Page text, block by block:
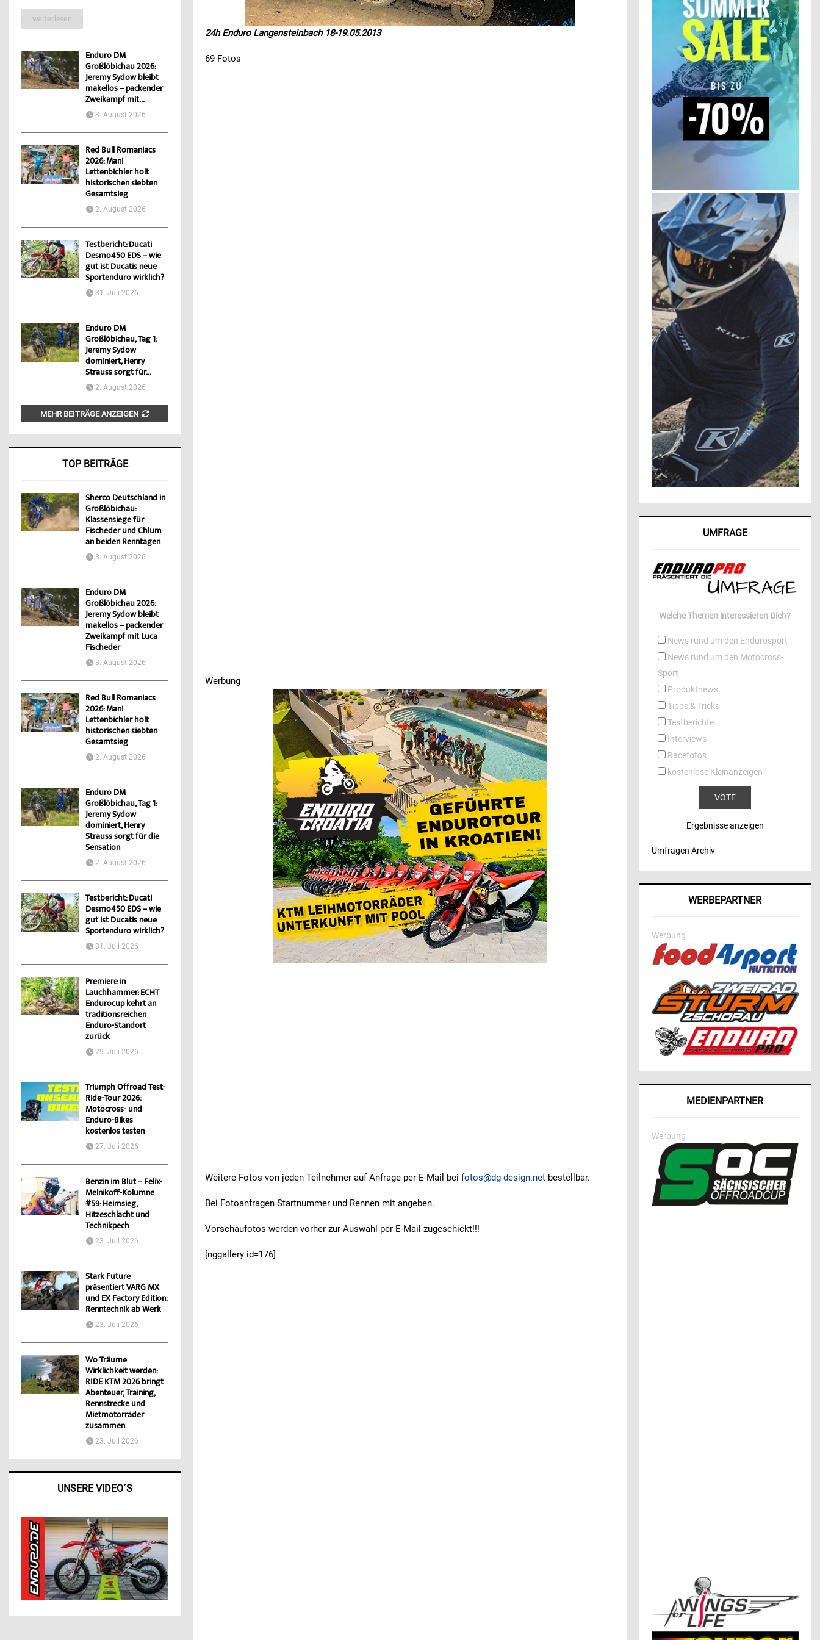
24h Enduro Langensteinbach 18-19.05.2013
69 Fotos
Werbung
Weitere Fotos von jeden Teilnehmer auf Anfrage per E-Mail beifotos@dg-design.net bestellbar.
Bei Fotoanfragen Startnummer und Rennen mit angeben.
Vorschaufotos werden vorher zur Auswahl per E-Mail zugeschickt!!!
[nggallery id=176]
Werbung
weiterlesen
Enduro DM
Großlöbichau 2026:
Jeremy Sydow bleibt
makellos – packender
Zweikampf mit...
3. August 2026
Red Bull Romaniacs
2026: Mani
Lettenbichler holt
historischen siebten
Gesamtsieg
2. August 2026
Testbericht: Ducati
Desmo450 EDS – wie
gut ist Ducatis neue
Sportenduro wirklich?
31. Juli 2026
Enduro DM
Großlöbichau, Tag 1:
Jeremy Sydow
dominiert, Henry
Strauss sorgt für...
2. August 2026
MEHR BEITRÄGE ANZEIGEN
TOP BEITRÄGE
Sherco Deutschland in
Großlöbichau:
Klassensiege für
Fischeder und Chlum
an beiden Renntagen
3. August 2026
Enduro DM
Großlöbichau 2026:
Jeremy Sydow bleibt
makellos – packender
Zweikampf mit Luca
Fischeder
3. August 2026
Red Bull Romaniacs
2026: Mani
Lettenbichler holt
historischen siebten
Gesamtsieg
2. August 2026
Enduro DM
Großlöbichau, Tag 1:
Jeremy Sydow
dominiert, Henry
Strauss sorgt für die
Sensation
2. August 2026
Testbericht: Ducati
Desmo450 EDS – wie
gut ist Ducatis neue
Sportenduro wirklich?
31. Juli 2026
Premiere in
Lauchhammer: ECHT
Endurocup kehrt an
traditionsreichen
Enduro-Standort
zurück
29. Juli 2026
Triumph Offroad Test-
Ride-Tour 2026:
Motocross- und
Enduro-Bikes
kostenlos testen
27. Juli 2026
Benzin im Blut – Felix-
Melnikoff-Kolumne
#59: Heimsieg,
Hitzeschlacht und
Technikpech
23. Juli 2026
Stark Future
präsentiert VARG MX
und EX Factory Edition:
Renntechnik ab Werk
23. Juli 2026
Wo Träume
Wirklichkeit werden:
RIDE KTM 2026 bringt
Abenteuer, Training,
Rennstrecke und
Mietmotorräder
zusammen
23. Juli 2026
UNSERE VIDEO´S
UMFRAGE
Welche Themen interessieren Dich?
News rund um den Endurosport
News rund um den Motocross-
Sport
Produktnews
Tipps & Tricks
Testberichte
Interviews
Racefotos
kostenlose Kleinanzeigen
Ergebnisse anzeigen
Umfragen Archiv
WERBEPARTNER
Werbung
MEDIENPARTNER
Werbung